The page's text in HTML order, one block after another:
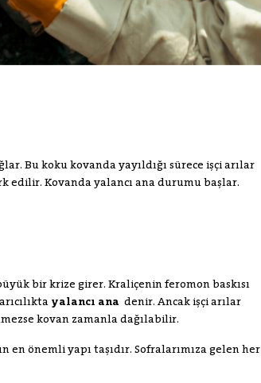
Bu koku kovanda yayıldığı sürece işçi arılar
edilir. Kovanda yalancı ana durumu başlar.
bir krize girer. Kraliçenin feromon baskısı
yalancı ana denir. Ancak işçi arılar
kovan zamanla dağılabilir.
önemli yapı taşıdır. Sofralarımıza gelen her